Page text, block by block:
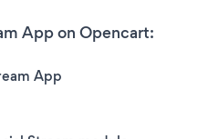
App on Opencart:
App